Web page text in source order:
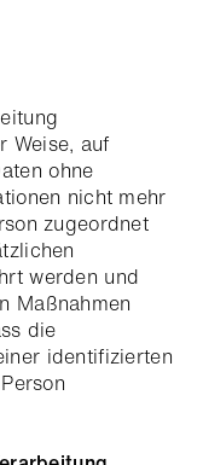
Weise, auf
ohne
nicht mehr
zugeordnet
werden und
Maßnahmen
die
identifizierten